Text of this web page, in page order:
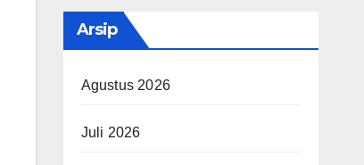
Arsip
Agustus 2026
Juli 2026